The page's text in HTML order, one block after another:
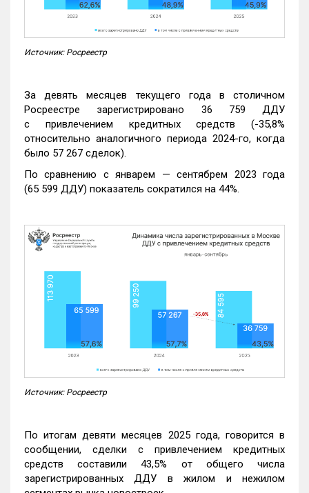
Источник: Росреестр
За девять месяцев текущего года в столичном
Росреестре зарегистрировано 36 759 ДДУ
с привлечением кредитных средств (-35,8%
относительно аналогичного периода 2024-го, когда
было 57 267 сделок).
По сравнению с январем — сентябрем 2023 года
(65 599 ДДУ) показатель сократился на 44%.
Источник: Росреестр
По итогам девяти месяцев 2025 года, говорится в
сообщении, сделки с привлечением кредитных
средств составили 43,5% от общего числа
зарегистрированных ДДУ в жилом и нежилом